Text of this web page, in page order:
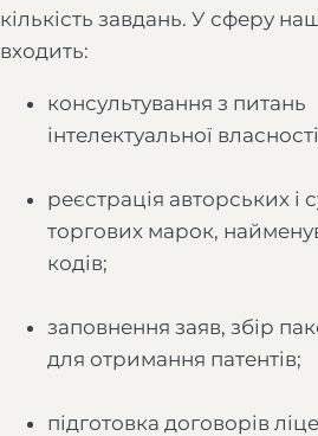
кількість завдань. У сферу
входить:
консультування з питань
інтелектуальної
реєстрація авторських і
торгових марок,
кодів;
заповнення заяв, збір
для отримання патентів;
підготовка договорів